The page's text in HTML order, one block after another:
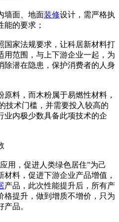
墙面、地面装修设计，需严格执
的要求；
国家法规要求，让科居新材料打
用范围，与上下游企业一起，为
除潜在隐患，保护消费者的人身
料，而木粉属于易燃性材料，
技术门槛，并需要投入较高的
业内极少数具备此项技术的企
用，促进人类绿色居住”为己
料，促进下游企业产品增值，
产品，此次性能提升后，所有产
格提升，做到增质不增价，只为
品。